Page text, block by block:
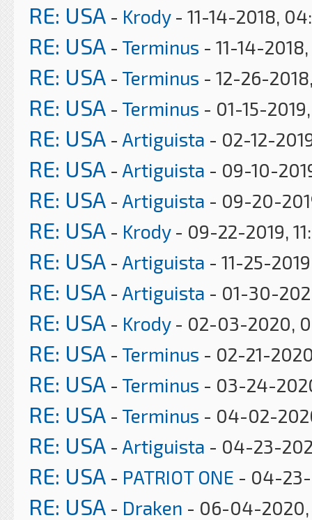
RE: USA - Krody- 11-14-2018,
RE: USA - Terminus - 11-14-
RE: USA - Terminus - 12-26-
RE: USA - Terminus - 01-15-
RE: USA - Artiguista - 02-12-
RE: USA - Artiguista - 09-10-
RE: USA - Artiguista - 09-20-
RE: USA - Krody- 09-22-2019,
RE: USA - Artiguista - 11-25-
RE: USA - Artiguista - 01-30-
RE: USA - Krody- 02-03-2020,
RE: USA - Terminus - 02-21-
RE: USA - Terminus - 03-24-
RE: USA - Terminus - 04-02-
RE: USA - Artiguista - 04-23-
RE: USA - PATRIOT ONE - 04-23-
RE: USA - Draken - 06-04-2020,